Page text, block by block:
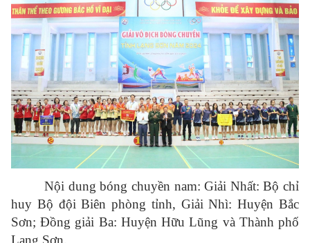
Nội dung bóng chuyền nam: Giải Nhất: Bộ chỉ
huy Bộ đội Biên phòng tỉnh, Giải Nhì: Huyện Bắc
Sơn; Đồng giải Ba: Huyện Hữu Lũng và Thành phố
Lạng Sơn.